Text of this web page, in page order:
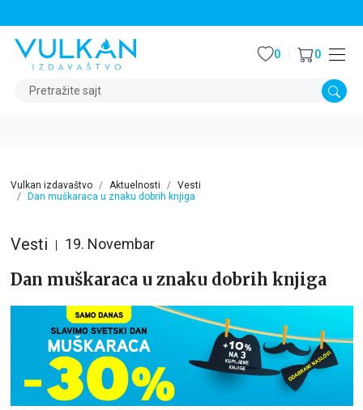
Pretražite sajt
0 0
Vulkan izdavaštvo Aktuelnosti
Vesti
Dan muškaraca u znaku dobrih knjiga
Vesti 19. Novembar
Dan muškaraca u znaku dobrih knjiga